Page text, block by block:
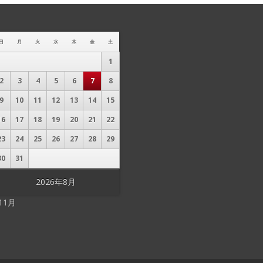
2026年8月
日 月 火 水 木 金 土
1
2
3 4 5 6 7
8
9
10 11 12 13 14
15
17 18 19 20 21
22
24 25 26 27 28
29
31
月